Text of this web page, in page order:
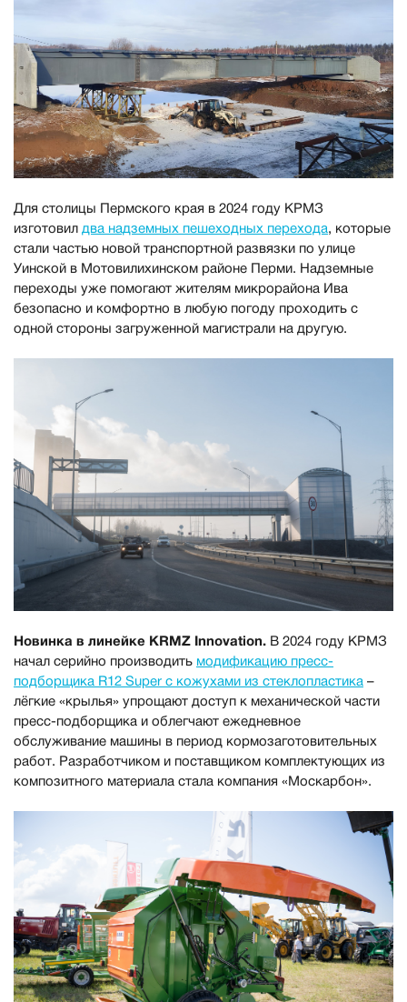
Для столицы Пермского края в 2024 году КРМЗ
изготовил два надземных пешеходных перехода, которые
стали частью новой транспортной развязки по улице
Уинской в Мотовилихинском районе Перми. Надземные
переходы уже помогают жителям микрорайона Ива
безопасно и комфортно в любую погоду проходить с
одной стороны загруженной магистрали на другую.
Новинка в линейке KRMZ Innovation. В 2024 году КРМЗ
начал серийно производить модификацию пресс-
подборщика R12 Super с кожухами из стеклопластика –
лёгкие «крылья» упрощают доступ к механической части
пресс-подборщика и облегчают ежедневное
обслуживание машины в период кормозаготовительных
работ. Разработчиком и поставщиком комплектующих из
композитного материала стала компания «Москарбон».